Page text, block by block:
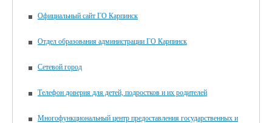
Официальный сайт ГО Карпинск
Отдел образования администрации ГО Карпинск
Сетевой город
Телефон доверия для детей, подростков и их родителей
Многофункциональный центр предоставления государственных и